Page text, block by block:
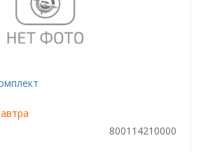
800114210000